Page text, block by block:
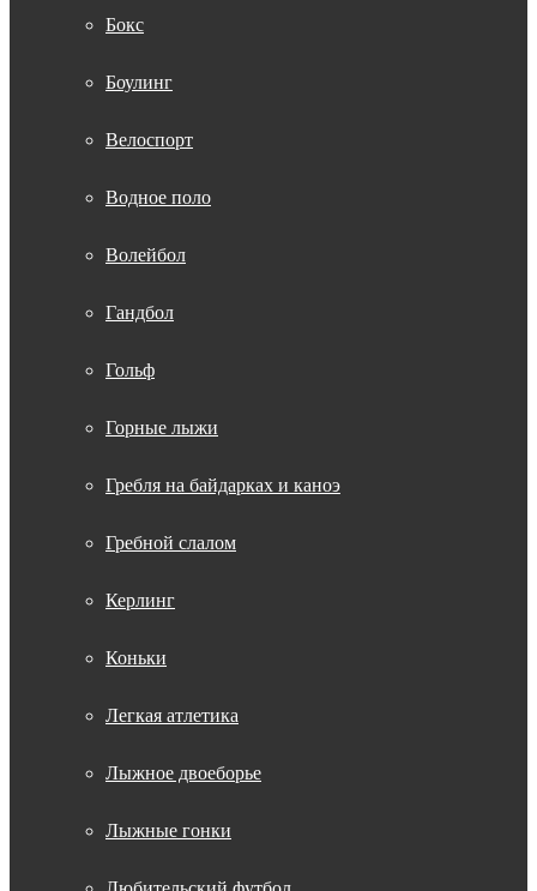
Бокс
Боулинг
Велоспорт
Водное поло
Волейбол
Гандбол
Гольф
Горные лыжи
Гребля на байдарках и каноэ
Гребной слалом
Керлинг
Коньки
Легкая атлетика
Лыжное двоеборье
Лыжные гонки